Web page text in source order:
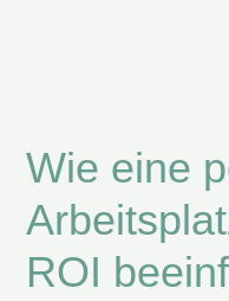
Wie eine
ROI
positive
den
ROI
beeinflusst